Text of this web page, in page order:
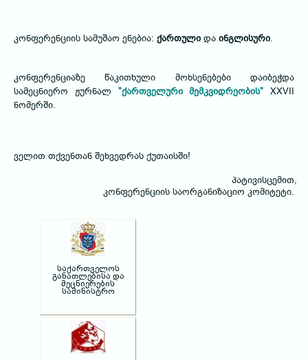
კონფერენციის სამუშაო ენებია: ქართული და ინგლისური.
კონფერენციაზე წაკითხული მოხსენებები დაიბეჭდა
სამეცნიერო ჟურნალ "ქართველური მემკვიდრეობის" XXVII
ნომერში.
ველით თქვენთან შეხვედრას ქუთაისში!
პატივისცემით,
კონფერენციის საორგანიზაციო კომიტეტი.
საქართველოს
განათლებისა და
მეცნიერების
სამინისტრო